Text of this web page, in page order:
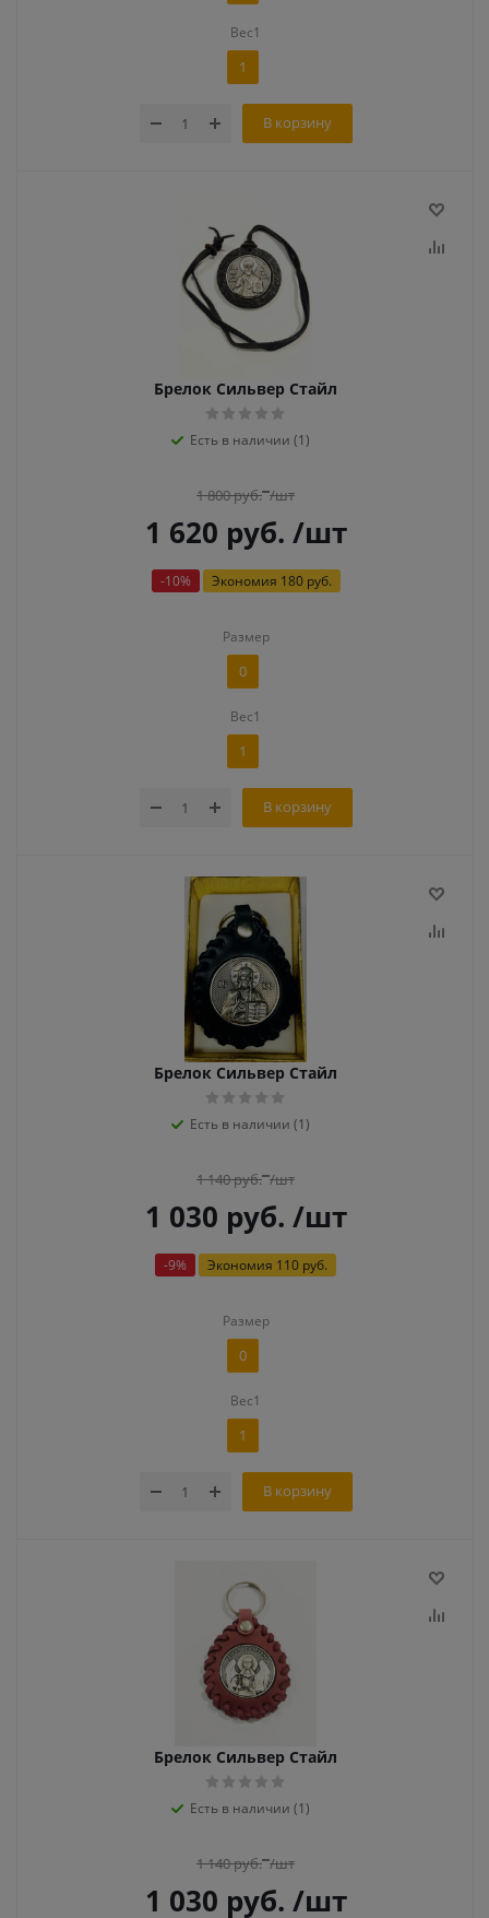
Вес1
1
В корзину
Брелок Сильвер Стайл
Есть в наличии (1)
1 800руб. /шт
1 620 руб. /шт
-10% Экономия 180 руб.
Размер
0
Вес1
1
В корзину
Брелок Сильвер Стайл
Есть в наличии (1)
1 140руб. /шт
1 030 руб. /шт
-9% Экономия 110 руб.
Размер
0
Вес1
1
В корзину
Брелок Сильвер Стайл
Есть в наличии (1)
1 140руб. /шт
1 030 руб. /шт